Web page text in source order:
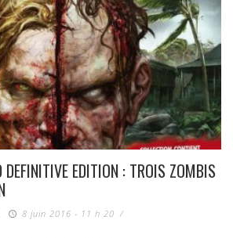
DEFINITIVE EDITION : TROIS ZOMBIS
8 juin 2016 - 11 h 20 /